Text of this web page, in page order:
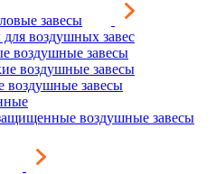
завесы
воздушных завес
воздушные завесы
воздушные завесы
воздушные завесы
воздушные завесы